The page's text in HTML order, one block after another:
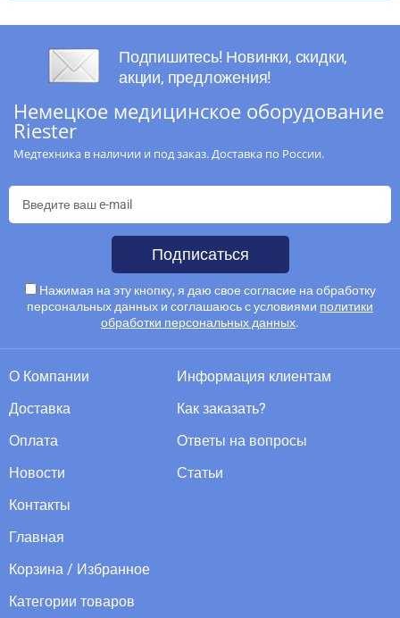
Подпишитесь! Новинки, скидки,
акции, предложения!
Немецкое медицинское оборудование
Riester
Медтехника в наличии и под заказ. Доставка по России.
Подписаться
Нажимая на эту кнопку, я даю свое согласие на обработку
персональных данных и соглашаюсь с условиями политики
обработки персональных данных.
О Компании
Доставка
Оплата
Новости
Информация клиентам
Как заказать?
Ответы на вопросы
Статьи
Контакты
Главная
Корзина / Избранное
Категории товаров